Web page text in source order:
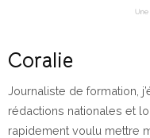
Coralie
Journaliste de formation,
rédactions nationales et
rapidement voulu mettre